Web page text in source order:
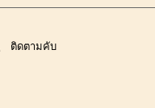
ติดตามคับ